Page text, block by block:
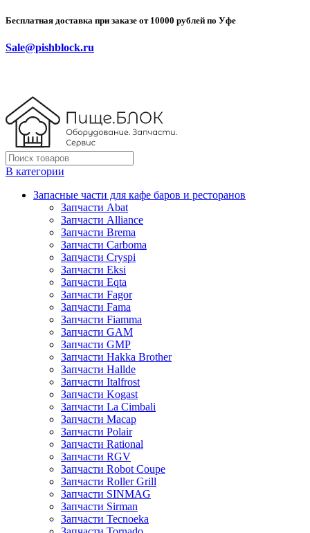
Бесплатная доставка при заказе от 10000 рублей по Уфе
Sale@pishblock.ru
В категории
Запасные части для кафе баров и ресторанов
Запчасти Abat
Запчасти Alliance
Запчасти Brema
Запчасти Carboma
Запчасти Cryspi
Запчасти Eksi
Запчасти Eqta
Запчасти Fagor
Запчасти Fama
Запчасти Fiamma
Запчасти GAM
Запчасти GMP
Запчасти Hakka Brother
Запчасти Hallde
Запчасти Italfrost
Запчасти Kogast
Запчасти La Cimbali
Запчасти Macap
Запчасти Polair
Запчасти Rational
Запчасти RGV
Запчасти Robot Coupe
Запчасти Roller Grill
Запчасти SINMAG
Запчасти Sirman
Запчасти Tecnoeka